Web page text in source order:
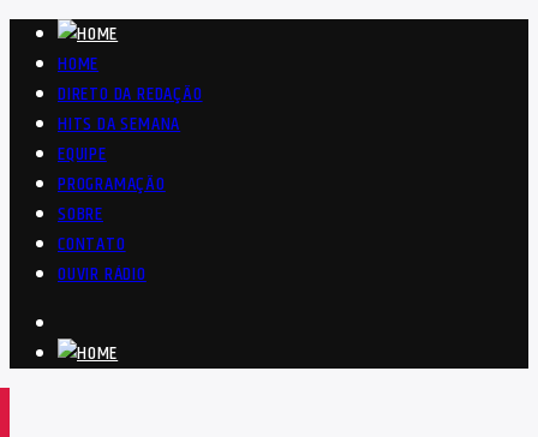
HOME
DIRETO DA REDAÇÃO
HITS DA SEMANA
EQUIPE
PROGRAMAÇÃO
SOBRE
CONTATO
OUVIR RÁDIO